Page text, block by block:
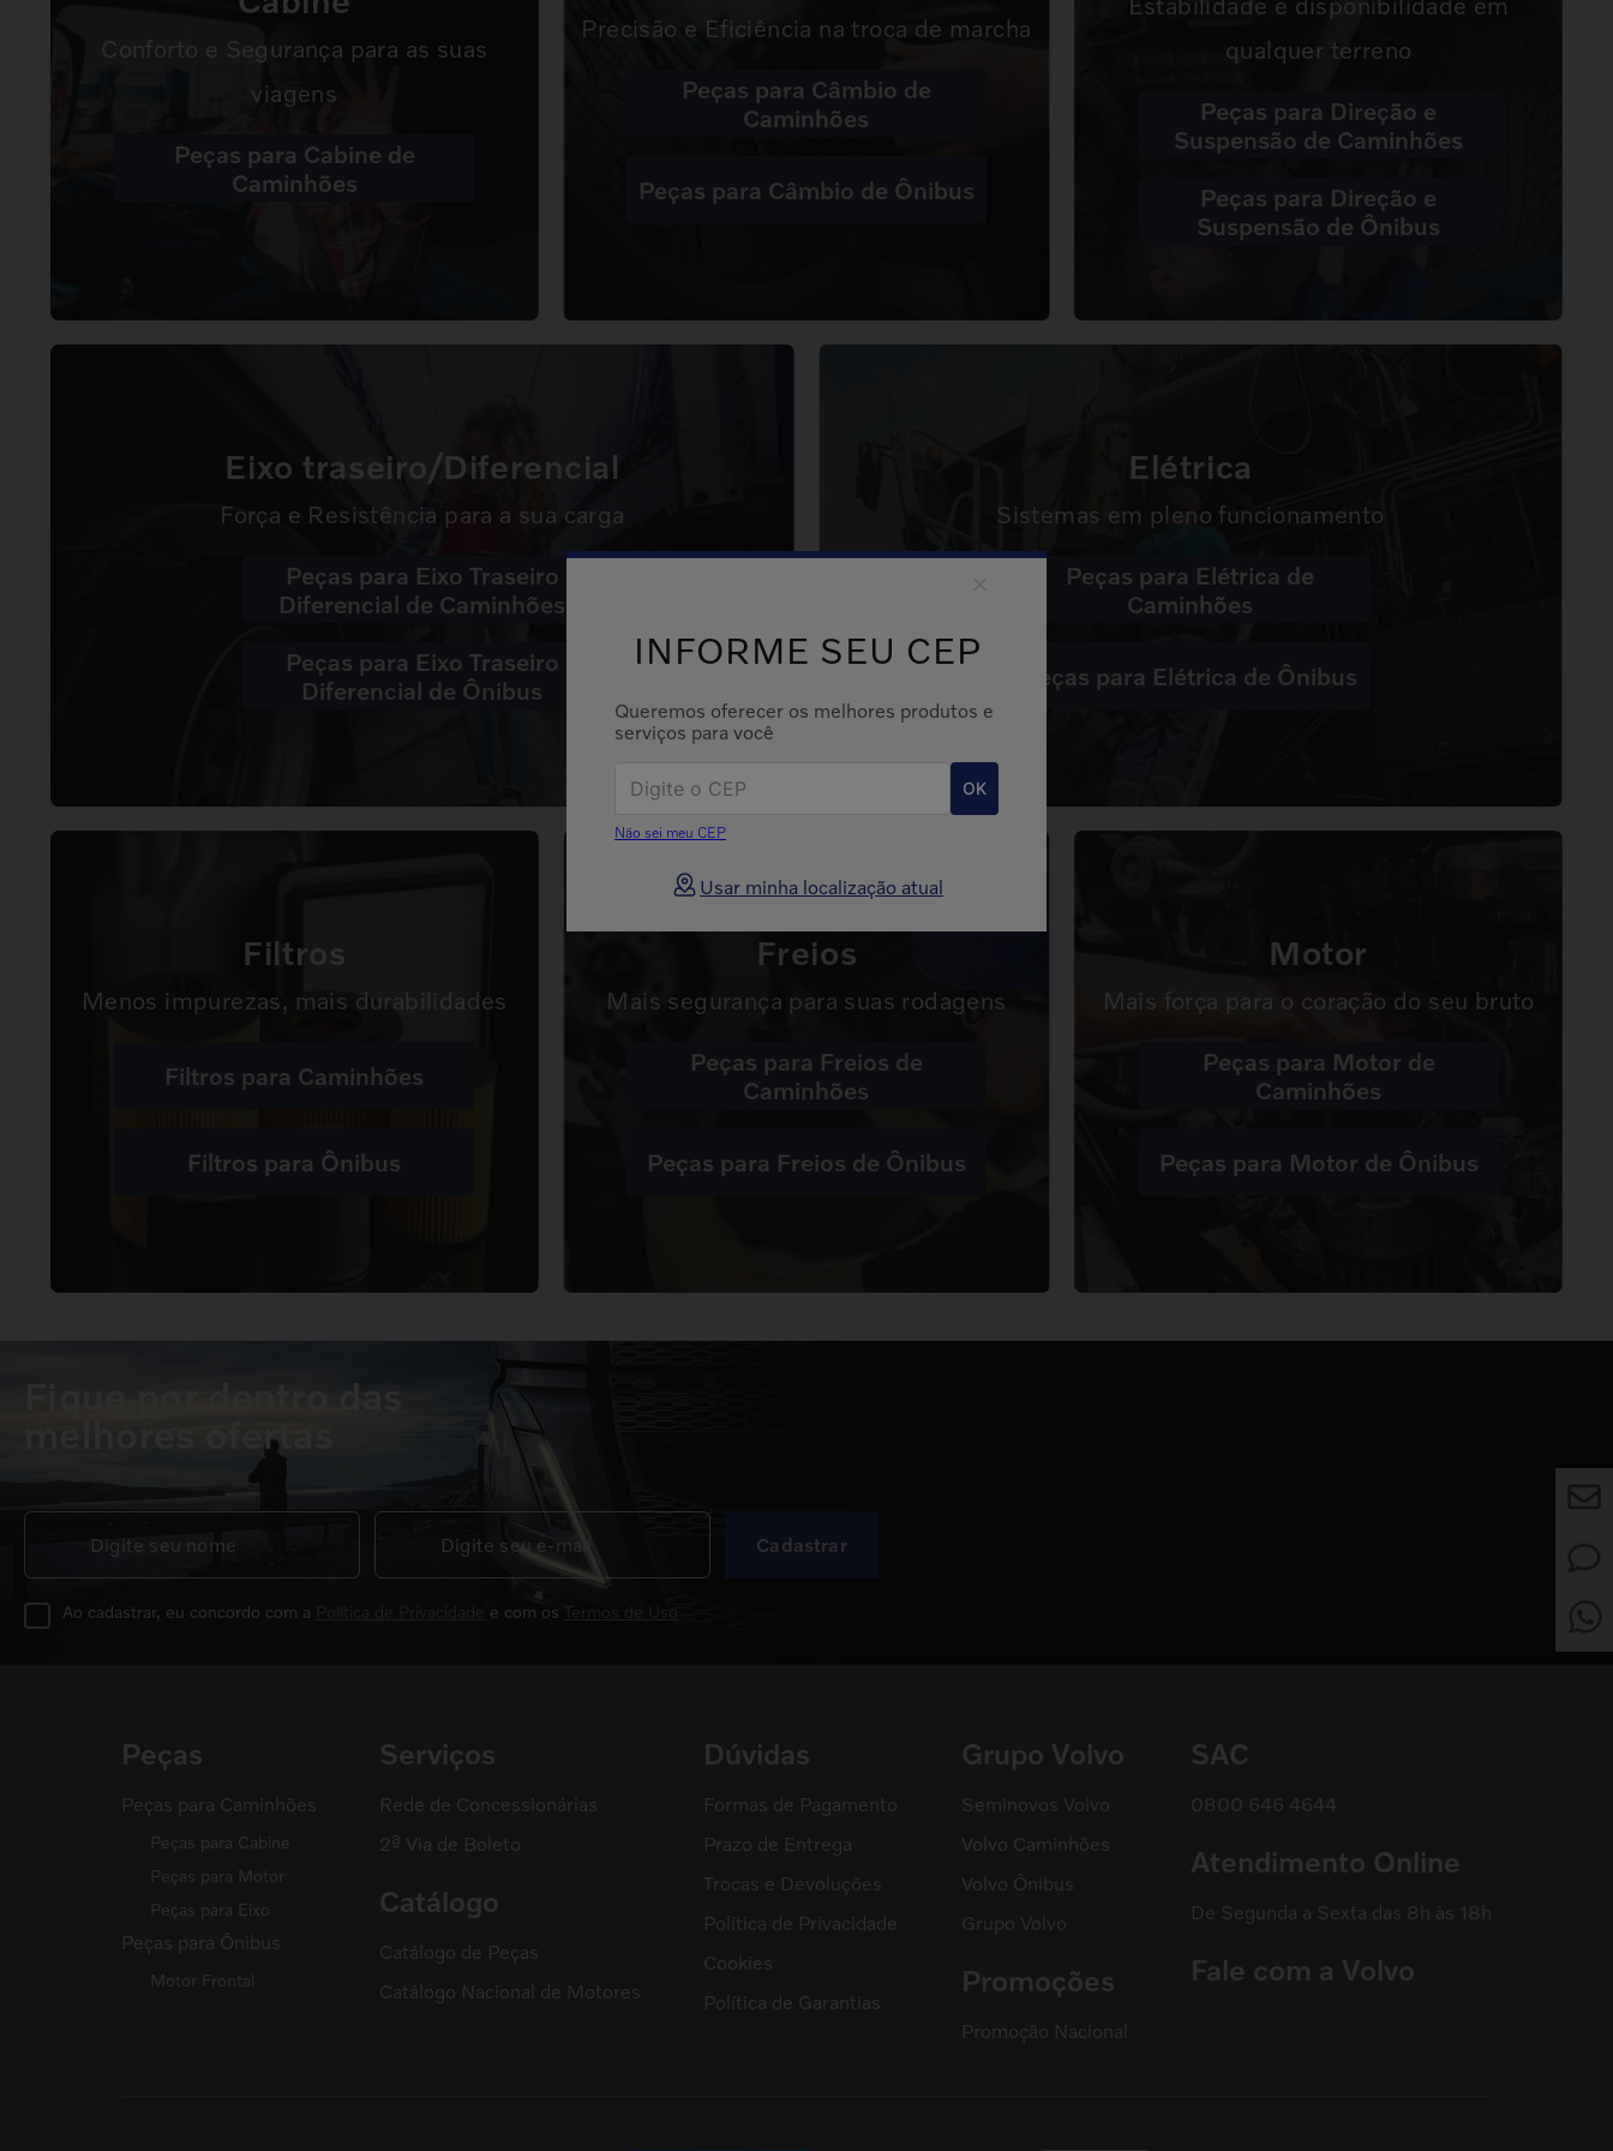
Conforto e Segurança para as suas
viagens
Peças para Cabine de
Caminhões
Precisão e Eficiência na troca de marcha
Peças para Câmbio de
Caminhões
Peças para Câmbio de Ônibus
qualquer terreno
Peças para Direção e
Suspensão de Caminhões
Peças para Direção e
Suspensão de Ônibus
Eixo traseiro/Diferencial
Força e Resistência para a sua carga
Peças para Eixo Traseiro
Diferencial de Caminhões
Peças para Eixo Traseiro
Diferencial de Ônibus
Elétrica
Sistemas em pleno funcionamento
Peças para Elétrica de
Caminhões
Peças para Elétrica de Ônibus
Filtros
Menos impurezas, mais durabilidades
Filtros para Caminhões
Filtros para Ônibus
Freios
Mais segurança para suas rodagens
Peças para Freios de
Caminhões
Peças para Freios de Ônibus
Motor
Mais força para o coração do seu bruto
Peças para Motor de
Caminhões
Peças para Motor de Ônibus
Fique por dentro das
melhores ofertas
Cadastrar
Ao cadastrar, eu concordo com a e com os Termos de Uso
Peças
Peças para Caminhões
Peças para Cabine
Peças para Motor
Peças para Eixo
Peças para Ônibus
Motor Frontal
Serviços
Rede de Concessionárias
2ª Via de Boleto
Catálogo
Catálogo de Peças
Catálogo Nacional de Motores
Dúvidas
Formas de Pagamento
Prazo de Entrega
Trocas e Devoluções
Política de Privacidade
Cookies
Política de Garantias
Grupo Volvo
Seminovos Volvo
Volvo Caminhões
Volvo Ônibus
Grupo Volvo
Promoções
Promoção Nacional
SAC
0800 646 4644
Atendimento Online
De Segunda a Sexta das 8h às 18h
Fale com a Volvo
INFORME SEU CEP
Queremos oferecer os melhores produtos e
serviços para você
OK
Não sei meu CEP
Usar minha localização atual